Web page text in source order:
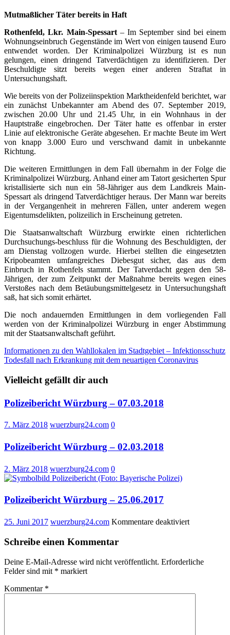
Mutmaßlicher Täter bereits in Haft
Rothenfeld, Lkr. Main-Spessart– Im September sind bei einem
Wohnungseinbruch Gegenstände im Wert von einigen tausend Euro
entwendet worden. Der Kriminalpolizei Würzburg ist es nun
gelungen, einen dringend Tatverdächtigen zu identifizieren. Der
Beschuldigte sitzt bereits wegen einer anderen Straftat in
Untersuchungshaft.
Wie bereits von der Polizeiinspektion Marktheidenfeld berichtet, war
ein zunächst Unbekannter am Abend des 07. September 2019,
zwischen 20.00 Uhr und 21.45 Uhr, in ein Wohnhaus in der
Hauptstraße eingebrochen. Der Täter hatte es offenbar in erster
Linie auf elektronische Geräte abgesehen. Er machte Beute im Wert
von knapp 3.000 Euro und verschwand damit in unbekannte
Richtung.
Die weiteren Ermittlungen in dem Fall übernahm in der Folge die
Kriminalpolizei Würzburg. Anhand einer am Tatort gesicherten Spur
kristallisierte sich nun ein 58-Jähriger aus dem Landkreis Main-
Spessart als dringend Tatverdächtiger heraus. Der Mann war bereits
in der Vergangenheit in mehreren Fällen, unter anderem wegen
Eigentumsdelikten, polizeilich in Erscheinung getreten.
Die Staatsanwaltschaft Würzburg erwirkte einen richterlichen
Durchsuchungs-beschluss für die Wohnung des Beschuldigten, der
am Dienstag vollzogen wurde. Hierbei stellten die eingesetzten
Kripobeamten umfangreiches Diebesgut sicher, das aus dem
Einbruch in Rothenfels stammt. Der Tatverdacht gegen den 58-
Jährigen, der zum Zeitpunkt der Maßnahme bereits wegen eines
Verstoßes nach dem Betäubungsmittelgesetz in Untersuchungshaft
saß, hat sich somit erhärtet.
Die noch andauernden Ermittlungen in dem vorliegenden Fall
werden von der Kriminalpolizei Würzburg in enger Abstimmung
mit der Staatsanwaltschaft geführt.
Beitragsnavigation
Informationen zu den Wahllokalen im Stadtgebiet – Infektionsschutz
Todesfall nach Erkrankung mit dem neuartigen Coronavirus
Vielleicht gefällt dir auch
Polizeibericht Würzburg – 07.03.2018
7. März 2018 wuerzburg24.com 0
Polizeibericht Würzburg – 02.03.2018
2. März 2018 wuerzburg24.com 0
Polizeibericht Würzburg – 25.06.2017
25. Juni 2017 wuerzburg24.com Kommentare deaktiviertfür
25.06.2017
Schreibe einen Kommentar
Deine E-Mail-Adresse wird nicht veröffentlicht. Erforderliche
Felder sind mit * markiert
Kommentar *